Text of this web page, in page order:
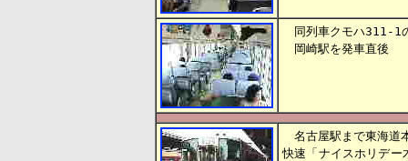
同列車クモハ311-1
岡崎駅を発車直後
名古屋駅まで東海道
快速「ナイスホリデ